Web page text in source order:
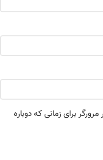
برای زمانی که دوباره